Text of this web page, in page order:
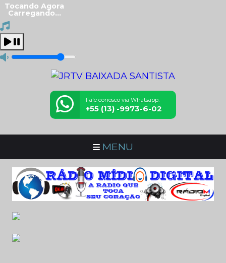
Tocando Agora
Carregando...
Fale conosco via Whatsapp:
+55 (13) -9973-6-02
MENU